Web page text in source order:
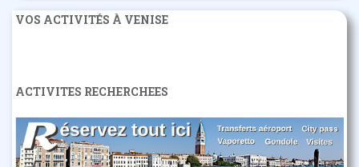
VOS ACTIVITÉS À VENISE
ACTIVITES RECHERCHEES